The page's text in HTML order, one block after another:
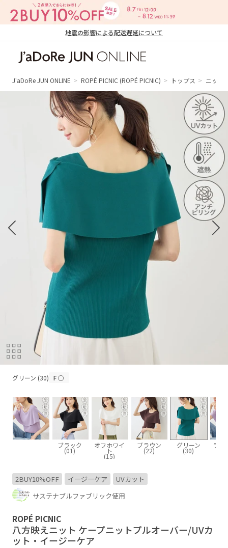
地震の影響による配送遅延について
ン オンライン）
J'aDoRe JUN ONLINE ROPÉ PICNIC (ROPÉ PICNIC) トップス ニット
グリーン (30) F○
ブラック
(01)
オフホワイ
ト
(15)
ブラウン
(22)
グリーン
(30)
ラベ
2BUY10%OFF イージーケア
UVカット
サステナブルファブリック使用
ROPÉ PICNIC
八方映えニット ケープニットプルオーバー/UVカ
ット・イージーケア